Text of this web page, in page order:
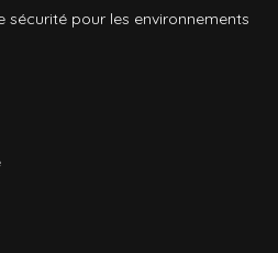
sécurité pour les environnements